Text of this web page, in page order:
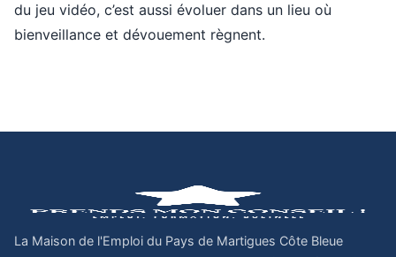
du jeu vidéo, c’est aussi évoluer dans un lieu où
bienveillance et dévouement règnent.
La Maison de l'Emploi du Pays de Martigues Côte Bleue